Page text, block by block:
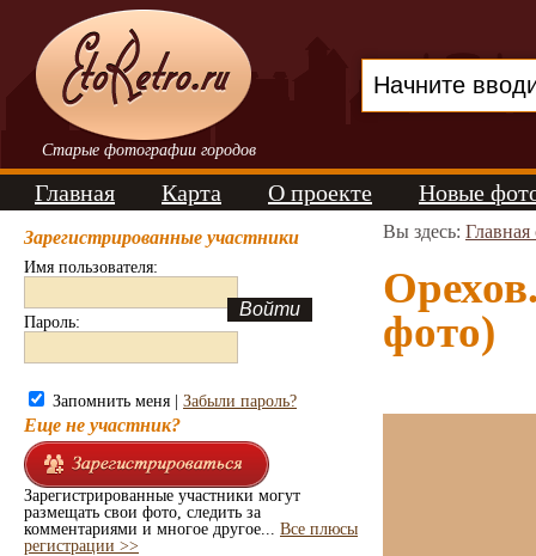
Старые фотографии городов
Главная Карта О проекте Новые
Зарегистрированные участники
Имя пользователя:
Пароль:
Запомнить меня | Забыли пароль?
Еще не участник?
Зарегистрированные участники могут
размещать свои фото, следить за
комментариями и многое другое... Все плюсы
регистрации >>
Вы здесь: Главная
фото)